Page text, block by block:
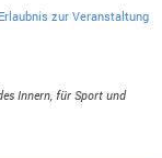
zur Veranstaltung
Innern, für Sport und